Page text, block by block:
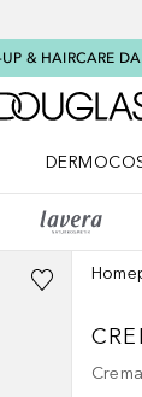
& HAIRCARE